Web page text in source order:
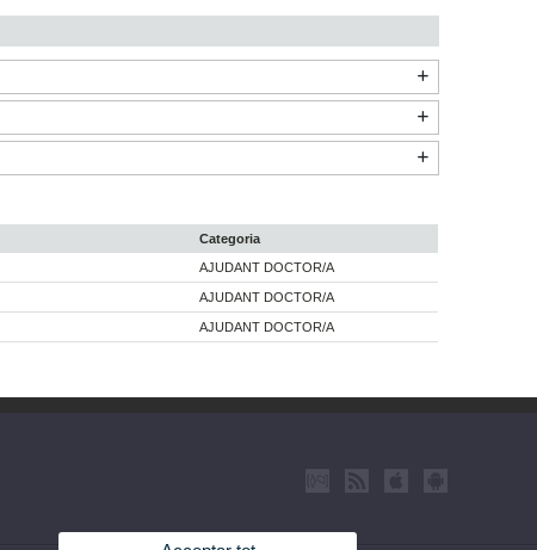
Categoria
AJUDANT DOCTOR/A
AJUDANT DOCTOR/A
AJUDANT DOCTOR/A